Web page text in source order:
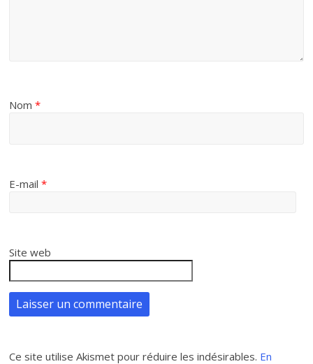
Nom*
E-mail*
Site web
Ce site utilise Akismet pour réduire les indésirables. En